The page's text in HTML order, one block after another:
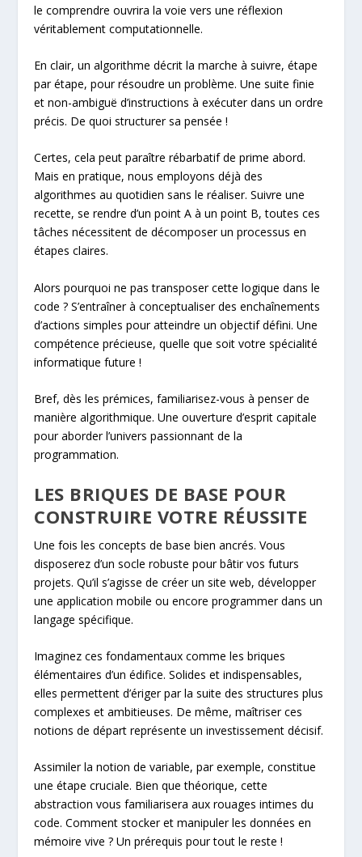
le comprendre ouvrira la voie vers une réflexion
véritablement computationnelle.
En clair, un algorithme décrit la marche à suivre, étape
par étape, pour résoudre un problème. Une suite finie
et non-ambiguë d’instructions à exécuter dans un ordre
précis. De quoi structurer sa pensée !
Certes, cela peut paraître rébarbatif de prime abord.
Mais en pratique, nous employons déjà des
algorithmes au quotidien sans le réaliser. Suivre une
recette, se rendre d’un point A à un point B, toutes ces
tâches nécessitent de décomposer un processus en
étapes claires.
Alors pourquoi ne pas transposer cette logique dans le
code ? S’entraîner à conceptualiser des enchaînements
d’actions simples pour atteindre un objectif défini. Une
compétence précieuse, quelle que soit votre spécialité
informatique future !
Bref, dès les prémices, familiarisez-vous à penser de
manière algorithmique. Une ouverture d’esprit capitale
pour aborder l’univers passionnant de la
programmation.
LES BRIQUES DE BASE POUR
CONSTRUIRE VOTRE RÉUSSITE
Une fois les concepts de base bien ancrés. Vous
disposerez d’un socle robuste pour bâtir vos futurs
projets. Qu’il s’agisse de créer un site web, développer
une application mobile ou encore programmer dans un
langage spécifique.
Imaginez ces fondamentaux comme les briques
élémentaires d’un édifice. Solides et indispensables,
elles permettent d’ériger par la suite des structures plus
complexes et ambitieuses. De même, maîtriser ces
notions de départ représente un investissement décisif.
Assimiler la notion de variable, par exemple, constitue
une étape cruciale. Bien que théorique, cette
abstraction vous familiarisera aux rouages intimes du
code. Comment stocker et manipuler les données en
mémoire vive ? Un prérequis pour tout le reste !